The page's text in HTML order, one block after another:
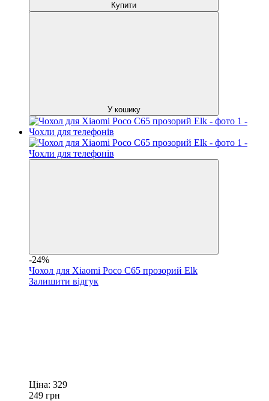
Купити
У кошику
-24%
Чохол для Xiaomi Poco C65 прозорий Elk
Залишити відгук
Ціна: 329
249 грн